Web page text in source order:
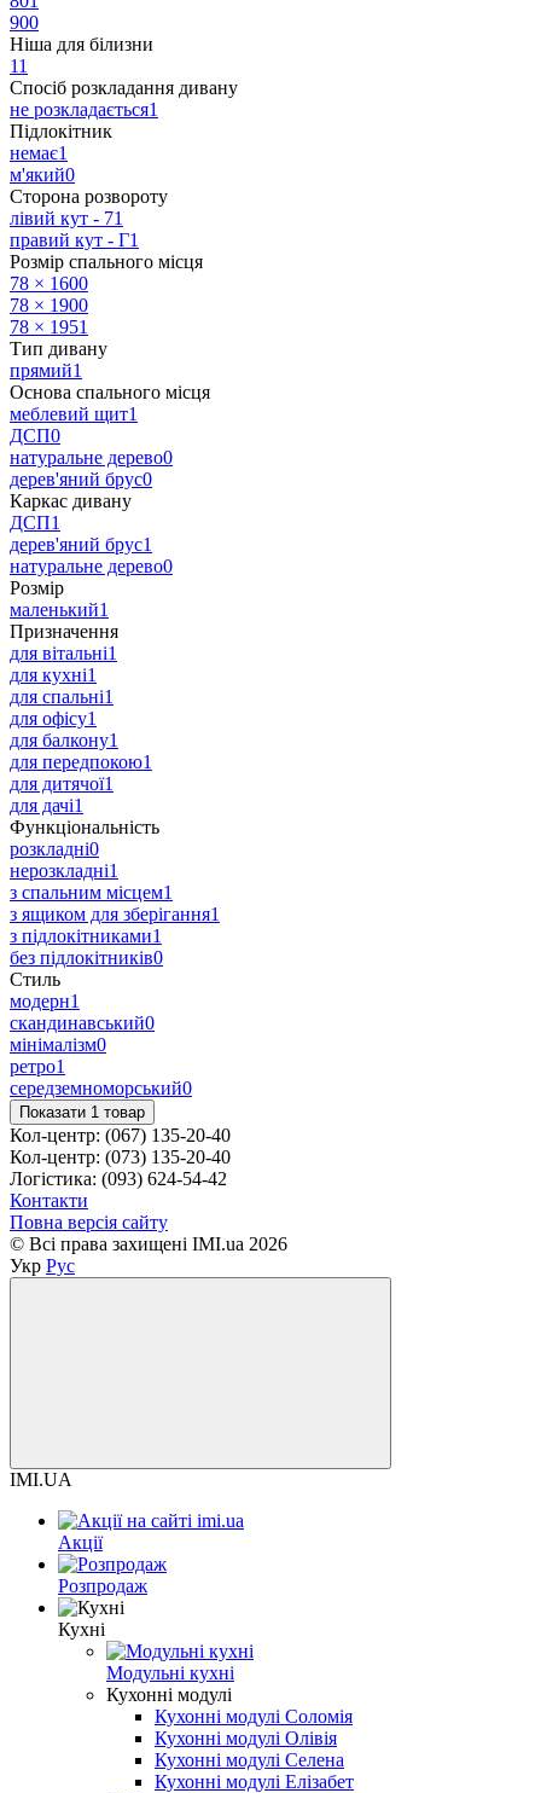
900
Ніша для білизни
11
Спосіб розкладання дивану
не розкладається1
Підлокітник
немає1
м'який0
Сторона розвороту
лівий кут - 71
правий кут - Г1
Розмір спального місця
78 × 1600
78 × 1900
78 × 1951
Тип дивану
прямий1
Основа спального місця
меблевий щит1
ДСП0
натуральне дерево0
дерев'яний брус0
Каркас дивану
ДСП1
дерев'яний брус1
натуральне дерево0
Розмір
маленький1
Призначення
для вітальні1
для кухні1
для спальні1
для офісу1
для балкону1
для передпокою1
для дитячої1
для дачі1
Функціональність
розкладні0
нерозкладні1
з спальним місцем1
з ящиком для зберігання1
з підлокітниками1
без підлокітників0
Стиль
модерн1
скандинавський0
мінімалізм0
ретро1
середземноморський0
Показати 1 товар
Кол-центр: (067) 135-20-40
Кол-центр: (073) 135-20-40
Логістика: (093) 624-54-42
Контакти
Повна версія сайту
© Всі права захищені IMI.ua 2026
Укр Рус
IMI.UA
Акції
Розпродаж
Кухні
Модульні кухні
Кухонні модулі
Кухонні модулі Соломія
Кухонні модулі Олівія
Кухонні модулі Селена
Кухонні модулі Елізабет